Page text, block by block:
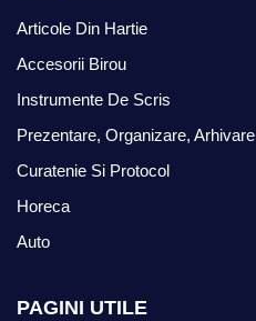
Articole Din Hartie
Accesorii Birou
Instrumente De Scris
Prezentare, Organizare, Arhivare
Curatenie Si Protocol
Horeca
Auto
PAGINI UTILE